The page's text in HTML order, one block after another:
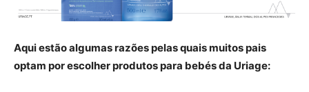
Aqui estão algumas razões pelas quais muitos pais
optam por escolher produtos para bebés da Uriage: